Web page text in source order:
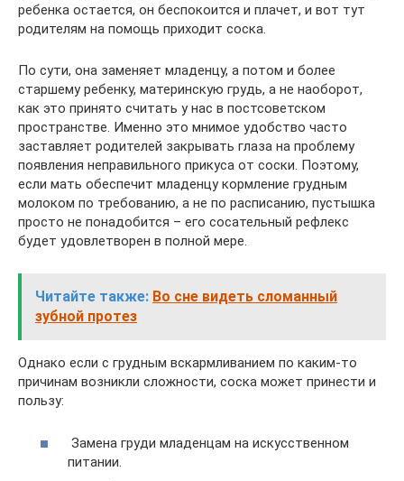
ребенка остается, он беспокоится и плачет, и вот тут
родителям на помощь приходит соска.
По сути, она заменяет младенцу, а потом и более
старшему ребенку, материнскую грудь, а не наоборот,
как это принято считать у нас в постсоветском
пространстве. Именно это мнимое удобство часто
заставляет родителей закрывать глаза на проблему
появления неправильного прикуса от соски. Поэтому,
если мать обеспечит младенцу кормление грудным
молоком по требованию, а не по расписанию, пустышка
просто не понадобится – его сосательный рефлекс
будет удовлетворен в полной мере.
Читайте также: Во сне видеть сломанный
зубной протез
Однако если с грудным вскармливанием по каким-то
причинам возникли сложности, соска может принести и
пользу:
Замена груди младенцам на искусственном
питании.